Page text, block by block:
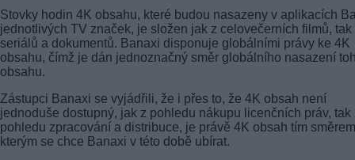
Stovky hodin 4K obsahu, které budou nasazeny v aplikacích
jednotlivých TV značek, je složen jak z celovečerních filmů, tak
seriálů a dokumentů. Banaxi disponuje globálními právy ke 4K
obsahu, čímž je dán jednoznačný směr globálního nasazení
obsahu.
Zástupci Banaxi se vyjádřili, že i přes to, že 4K obsah není
jednoduše dostupný, jak z pohledu nákupu licenčních práv, tak
pohledu zpracování a distribuce, je právě 4K obsah tím
kterým se chce Banaxi v této době ubírat.